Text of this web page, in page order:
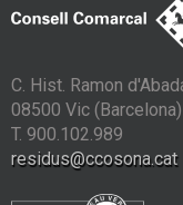
C. Hist. Ramon
08500 Vic (Barcelona)
T. 900.102.989
residus@ccosona.cat